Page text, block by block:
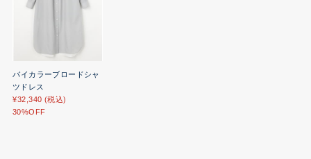
バイカラーブロードシャ
ツドレス
¥32,340 (税込)
30%OFF